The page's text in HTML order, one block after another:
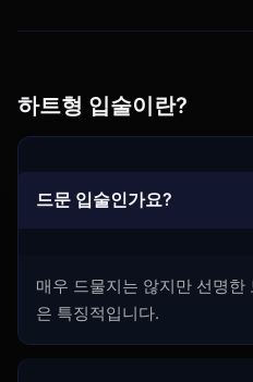
하트형 입술이란?
드문 입술인가요?
매우 드물지는 않지만 선명
은 특징적입니다.